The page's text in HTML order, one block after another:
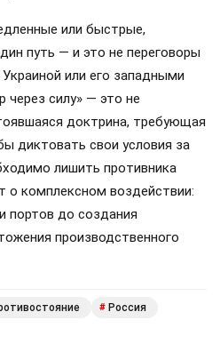
или быстрые,
путь — и это не переговоры
или его западными
через силу» — это не
доктрина, требующая
диктовать свои условия за
лишить противника
о комплексном воздействии:
портов до создания
производственного
# Россия